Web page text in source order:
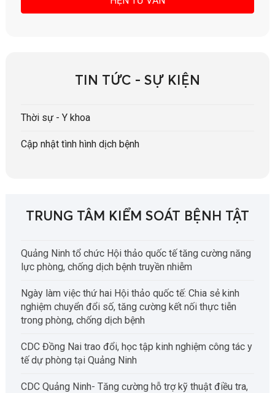
TIN TỨC - SỰ KIỆN
Thời sự - Y khoa
Cập nhật tình hình dịch bệnh
TRUNG TÂM KIỂM SOÁT BỆNH TẬT
Quảng Ninh tổ chức Hội thảo quốc tế tăng cường năng
lực phòng, chống dịch bệnh truyền nhiễm
Ngày làm việc thứ hai Hội thảo quốc tế: Chia sẻ kinh
nghiệm chuyển đổi số, tăng cường kết nối thực tiễn
trong phòng, chống dịch bệnh
CDC Đồng Nai trao đổi, học tập kinh nghiệm công tác y
tế dự phòng tại Quảng Ninh
CDC Quảng Ninh- Tăng cường hỗ trợ kỹ thuật điều tra,